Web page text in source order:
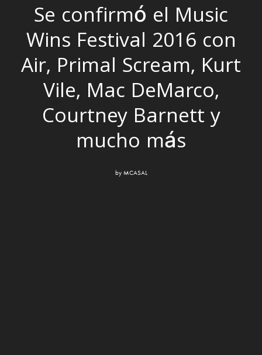
Se confirmó el Music
Wins Festival 2016 con
Air, Primal Scream, Kurt
Vile, Mac DeMarco,
Courtney Barnett y
mucho más
by MCASAL